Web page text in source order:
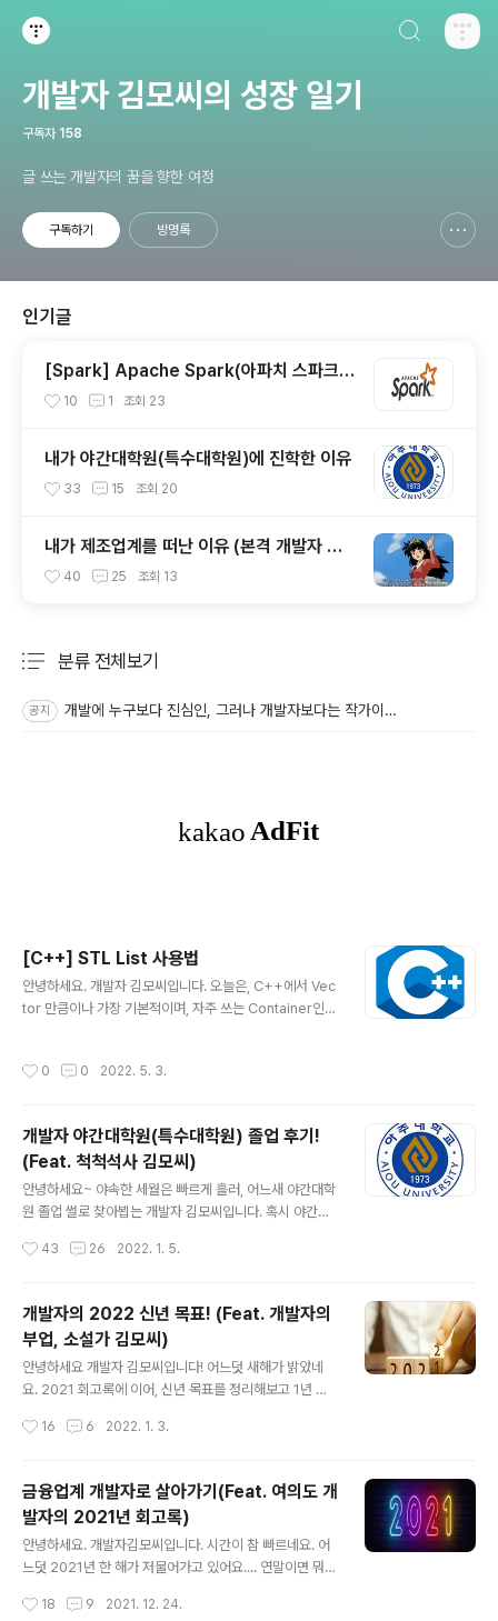
개발자 김모씨의 성장 일기
구독자 158
글 쓰는 개발자의 꿈을 향한 여정
구독하기 방명록
인기글
[Spark] Apache Spark(아파치 스파크)
란?10 1 조회 23
내가 야간대학원(특수대학원)에 진학한 이유
33 15 조회 20
내가 제조업계를 떠난 이유 (본격 개발자 퇴
사 썰)
40 25 조회 13
분류 전체보기
공지 개발에 누구보다 진심인, 그러나 개발자보다는 작가이고 싶은 🤔
[C++] STL List 사용법
안녕하세요. 개발자 김모씨입니다. 오늘은, C++에서 Vec
tor 만큼이나 가장 기본적이며, 자주 쓰는 Container인 L
대해서 알아봤었죠? 아직 안 본 분들은 우선 보고 오시구
씨입니다. 오늘은, C++의 시작과 끝이라 할 수 있는 Vect
or에 대해 알아보겠습니다. 우리가 C언어를 사용할 때 가
장 스트레스 받는 일은 무엇이었나요? 뭐...여러가지가 있
artist-developer.tistory.com Vector 외에도 L..
0 0 2022. 5. 3.
개발자 야간대학원(특수대학원) 졸업 후기!
(Feat. 척척석사 김모씨)
안녕하세요~ 야속한 세월은 빠르게 흘러, 어느새 야간대학
원 졸업 썰로 찾아뵙는 개발자 김모씨입니다. 혹시 야간대
tist-developer.tistory.com/19 내가 야간대학원(특수
대학원 썰로 찾아뵙는 개발자 김모씨입니다. 혹시 퇴사썰
을 아직 안 보신 분이 계시다면, 얼른 다녀오시죠. (치근 art
ist-developer.tistory.com 위 글처럼 저는 2018년 1
월 첫직장에 입사 후, 2018년 하반기에 야간대학원(특수
대학원)에 진학하였습니다. 중간에 휴학도 하고 이래저래
새로운 이벤트라니, 후기 글 한번 ..
43 26 2022. 1. 5.
개발자의 2022 신년 목표! (Feat. 개발자의
부업, 소설가 김모씨)
안녕하세요 개발자 김모씨입니다! 어느덧 새해가 밝았네
요. 2021 회고록에 이어, 신년 목표를 정리해보고 1년 뒤,
록 아직 안보신 분들은 보고오세요! https://artist-devel
t. 여의도 개발자의 2021년 회고록) 안녕하세요. 개발자김
모씨입니다. 시간이 참 빠르네요. 어느덧 2021년 한 해가
저물어가고 있어요.... 연말이면 뭐다?!?!?!? 회고록 한번 써
야죠! 그래서 준비했습 artist-developer.tistory.com
실력은 제자리인데 시간은 너무 빠르고, 나이는 먹어가
치열하게 살아야겠다고 새삼..
16 6 2022. 1. 3.
금융업계 개발자로 살아가기(Feat. 여의도 개
발자의 2021년 회고록)
안녕하세요. 개발자김모씨입니다. 시간이 참 빠르네요. 어
느덧 2021년 한 해가 저물어가고 있어요.... 연말이면 뭐
업계 IT 후기를 중심으로 2021 회고를 써보려 합니다. 아
18 9 2021. 12. 24.